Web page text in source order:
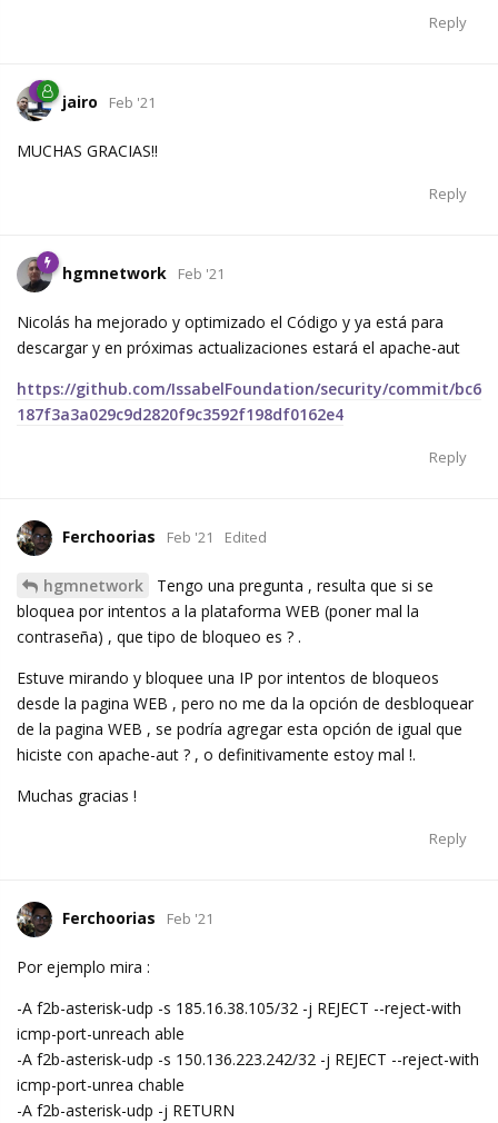
Reply
jairo Feb '21
MUCHAS GRACIAS!!
Reply
hgmnetwork Feb '21
Nicolás ha mejorado y optimizado el Código y ya está para
descargar y en próximas actualizaciones estará el apache-aut
https://github.com/IssabelFoundation/security/commit/bc6
187f3a3a029c9d2820f9c3592f198df0162e4
Reply
Ferchoorias Feb '21 Edited
hgmnetwork
Tengo una pregunta , resulta que si se
bloquea por intentos a la plataforma WEB (poner mal la
contraseña) , que tipo de bloqueo es ? .
Estuve mirando y bloquee una IP por intentos de bloqueos
desde la pagina WEB , pero no me da la opción de desbloquear
de la pagina WEB , se podría agregar esta opción de igual que
hiciste con apache-aut ? , o definitivamente estoy mal !.
Muchas gracias !
Reply
Ferchoorias Feb '21
Por ejemplo mira :
-A f2b-asterisk-udp -s 185.16.38.105/32 -j REJECT --reject-with
icmp-port-unreach able
-A f2b-asterisk-udp -s 150.136.223.242/32 -j REJECT --reject-with
icmp-port-unrea chable
-A f2b-asterisk-udp -j RETURN